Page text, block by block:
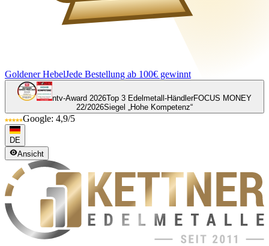
Goldener HebelJede Bestellung ab 100€ gewinnt
ntv-Award 2026Top 3 Edelmetall-HändlerFOCUS MONEY
22/2026Siegel „Hohe Kompetenz“
Google: 4,9/5
DE
Ansicht